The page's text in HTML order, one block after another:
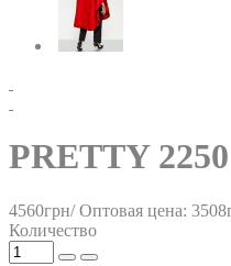
PRETTY
4560грн/ Оптовая цена:
Количество